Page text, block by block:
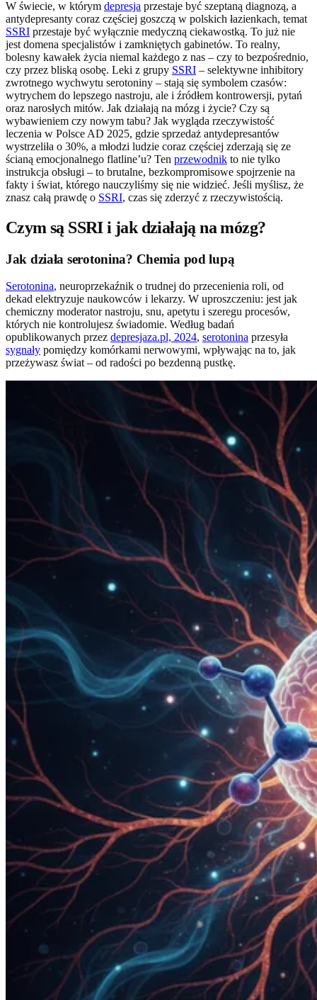
W świecie, w którym depresja przestaje być szeptaną diagnozą, a
antydepresanty coraz częściej goszczą w polskich łazienkach, temat
SSRI przestaje być wyłącznie medyczną ciekawostką. To już nie
jest domena specjalistów i zamkniętych gabinetów. To realny,
bolesny kawałek życia niemal każdego z nas – czy to bezpośrednio,
czy przez bliską osobę. Leki z grupy SSRI – selektywne inhibitory
zwrotnego wychwytu serotoniny – stają się symbolem czasów:
wytrychem do lepszego nastroju, ale i źródłem kontrowersji, pytań
oraz narosłych mitów. Jak działają na mózg i życie? Czy są
wybawieniem czy nowym tabu? Jak wygląda rzeczywistość
leczenia w Polsce AD 2025, gdzie sprzedaż antydepresantów
wystrzeliła o 30%, a młodzi ludzie coraz częściej zderzają się ze
ścianą emocjonalnego flatline’u? Ten przewodnik to nie tylko
instrukcja obsługi – to brutalne, bezkompromisowe spojrzenie na
fakty i świat, którego nauczyliśmy się nie widzieć. Jeśli myślisz, że
znasz całą prawdę o SSRI, czas się zderzyć z rzeczywistością.
Czym są SSRI i jak działają na mózg?
Jak działa serotonina? Chemia pod lupą
Serotonina, neuroprzekaźnik o trudnej do przecenienia roli, od
dekad elektryzuje naukowców i lekarzy. W uproszczeniu: jest jak
chemiczny moderator nastroju, snu, apetytu i szeregu procesów,
których nie kontrolujesz świadomie. Według badań
opublikowanych przez depresjaza.pl, 2024, serotonina przesyła
sygnały pomiędzy komórkami nerwowymi, wpływając na to, jak
przeżywasz świat – od radości po bezdenną pustkę.